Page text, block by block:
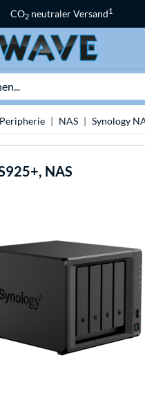
CO2 neutraler Versand1
Peripherie NAS Synology
NAS